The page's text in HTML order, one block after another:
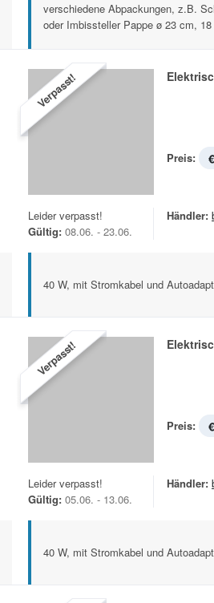
verschiedene Abpackungen, z.B.
oder Imbissteller Pappe ø 23 cm,
Verpasst!
Preis:
Leider verpasst!
Gültig: 08.06. - 23.06.
Händler:
40 W, mit Stromkabel und
Verpasst!
Preis:
Leider verpasst!
Gültig: 05.06. - 13.06.
Händler:
40 W, mit Stromkabel und